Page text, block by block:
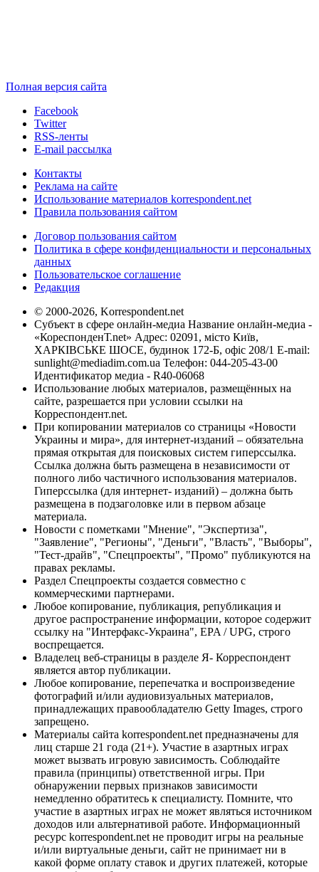
Полная версия сайта
Facebook
Twitter
RSS-ленты
E-mail рассылка
Контакты
Реклама на сайте
Использование материалов korrespondent.net
Правила пользования сайтом
Договор пользования сайтом
Политика в сфере конфиденциальности и персональных
данных
Пользовательское соглашение
Редакция
© 2000-2026, Korrespondent.net
Субъект в сфере онлайн-медиа Название онлайн-медиа -
«КореспонденТ.net» Адрес: 02091, місто Київ,
ХАРКІВСЬКЕ ШОСЕ, будинок 172-Б, офіс 208/1 E-mail:
sunlight@mediadim.com.ua Телефон: 044-205-43-00
Идентификатор медиа - R40-06068
Использование любых материалов, размещённых на
сайте, разрешается при условии ссылки на
Корреспондент.net.
При копировании материалов со страницы «Новости
Украины и мира», для интернет-изданий – обязательна
прямая открытая для поисковых систем гиперссылка.
Ссылка должна быть размещена в независимости от
полного либо частичного использования материалов.
Гиперссылка (для интернет- изданий) – должна быть
размещена в подзаголовке или в первом абзаце
материала.
Новости с пометками "Мнение", "Экспертиза",
"Заявление", "Регионы", "Деньги", "Власть", "Выборы",
"Тест-драйв", "Спецпроекты", "Промо" публикуются на
правах рекламы.
Раздел Спецпроекты создается совместно с
коммерческими партнерами.
Любое копирование, публикация, републикация и
другое распространение информации, которое содержит
ссылку на "Интерфакс-Украина", EPA / UPG, строго
воспрещается.
Владелец веб-страницы в разделе Я- Корреспондент
является автор публикации.
Любое копирование, перепечатка и воспроизведение
фотографий и/или аудиовизуальных материалов,
принадлежащих правообладателю Getty Images, строго
запрещено.
Материалы сайта korrespondent.net предназначены для
лиц старше 21 года (21+). Участие в азартных играх
может вызвать игровую зависимость. Соблюдайте
правила (принципы) ответственной игры. При
обнаружении первых признаков зависимости
немедленно обратитесь к специалисту. Помните, что
участие в азартных играх не может являться источником
доходов или альтернативой работе. Информационный
ресурс korrespondent.net не проводит игры на реальные
и/или виртуальные деньги, сайт не принимает ни в
какой форме оплату ставок и других платежей, которые